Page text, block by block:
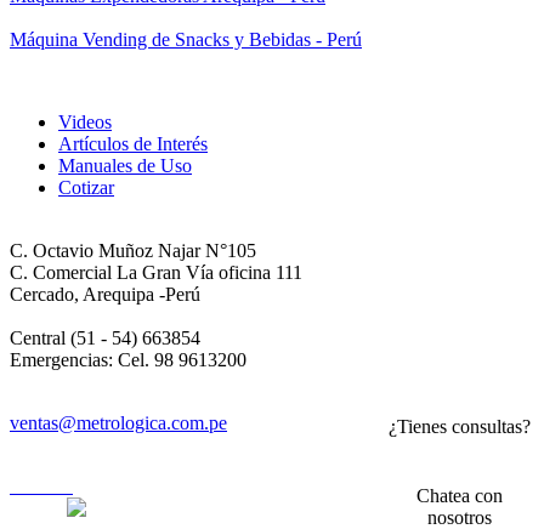
Máquina Vending de Snacks y Bebidas - Perú
¿Tienes consultas?
Chatea con
nosotros
Videos
Artículos de Interés
Manuales de Uso
Cotizar
C. Octavio Muñoz Najar N°105
C. Comercial La Gran Vía oficina 111
Cercado, Arequipa -Perú
Central (51 - 54) 663854
Emergencias: Cel. 98 9613200
ventas@metrologica.com.pe